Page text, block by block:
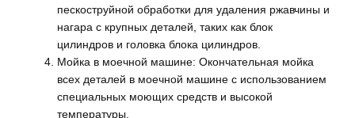
пескоструйной обработки для удаления ржавчины и
нагара с крупных деталей, таких как блок
цилиндров и головка блока цилиндров.
Мойка в моечной машине: Окончательная мойка
всех деталей в моечной машине с использованием
специальных моющих средств и высокой
температуры.